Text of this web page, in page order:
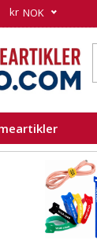
kr NOK